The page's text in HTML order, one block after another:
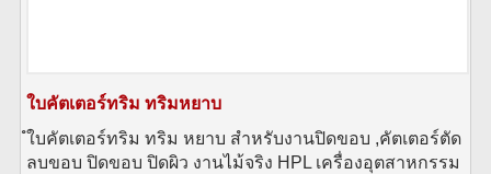
ใบคัตเตอร์ทริม ทริมหยาบ
ํใบคัตเตอร์ทริม ทริม หยาบ สำหรับงานปิดขอบ ,คัตเตอร์ตัด
ลบขอบ ปิดขอบ ปิดผิว งานไม้จริง HPL เครื่องอุตสาหกรรม